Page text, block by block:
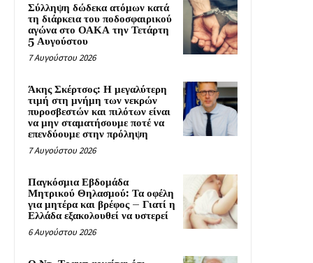
Σύλληψη δώδεκα ατόμων κατά
τη διάρκεια του ποδοσφαιρικού
αγώνα στο ΟΑΚΑ την Τετάρτη
5 Αυγούστου
7 Αυγούστου 2026
Άκης Σκέρτσος: Η μεγαλύτερη
τιμή στη μνήμη των νεκρών
πυροσβεστών και πιλότων είναι
να μην σταματήσουμε ποτέ να
επενδύουμε στην πρόληψη
7 Αυγούστου 2026
Παγκόσμια Εβδομάδα
Μητρικού Θηλασμού: Τα οφέλη
για μητέρα και βρέφος – Γιατί η
Ελλάδα εξακολουθεί να υστερεί
6 Αυγούστου 2026